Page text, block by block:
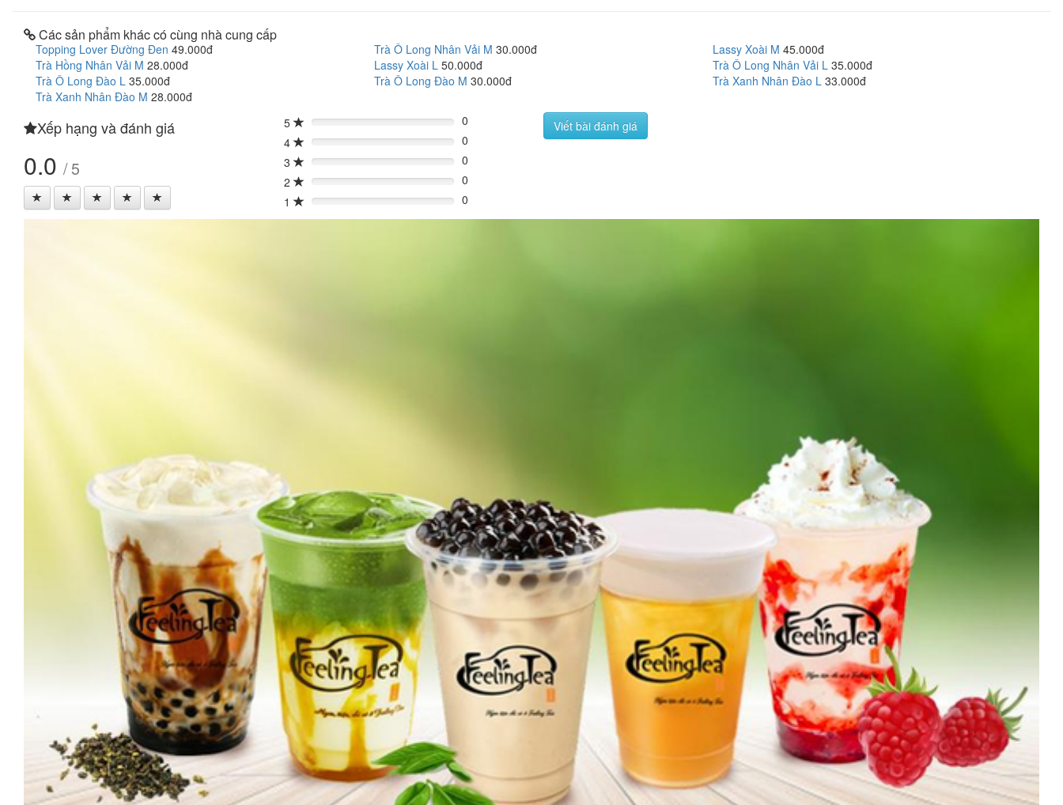
Các sản phẩm khác có cùng nhà cung cấp
Topping Lover Đường Đen 49.000đ Trà Ô Long Nhân Vải M 30.000đ Lassy Xoài M 45.000đ
Trà Hồng Nhân Vải M 28.000đ Lassy Xoài L 50.000đ Trà Ô Long Nhân Vải L 35.000đ
Trà Ô Long Đào L 35.000đ Trà Ô Long Đào M 30.000đ Trà Xanh Nhân Đào L 33.000đ
Trà Xanh Nhân Đào M 28.000đ
Xếp hạng và đánh giá
0.0 / 5
5 0%
0
4
0%
0
3
0%
0
2
0%
0
1
0% 0
Viết bài đánh giá